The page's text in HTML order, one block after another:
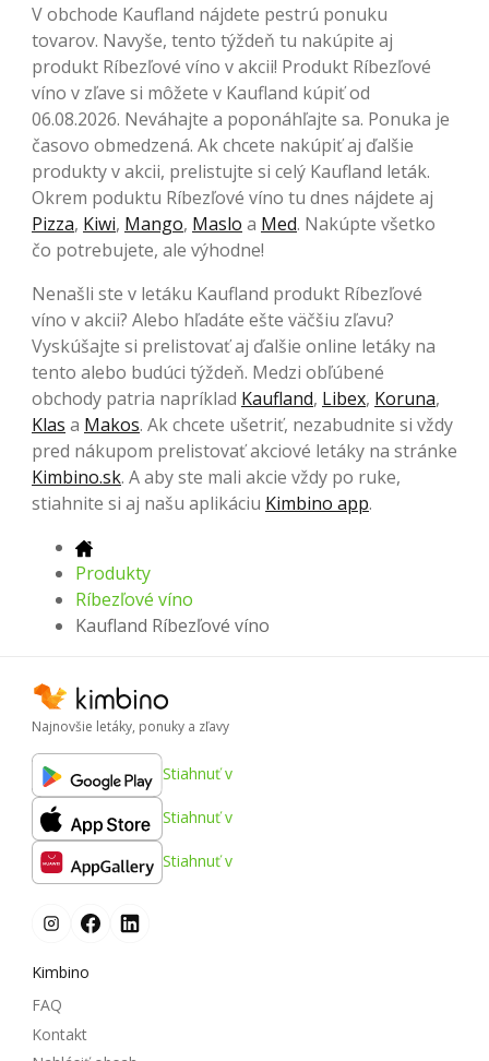
V obchode Kaufland nájdete pestrú ponuku
tovarov. Navyše, tento týždeň tu nakúpite aj
produkt Ríbezľové víno v akcii! Produkt Ríbezľové
víno v zľave si môžete v Kaufland kúpiť od
06.08.2026. Neváhajte a poponáhľajte sa. Ponuka je
časovo obmedzená. Ak chcete nakúpiť aj ďalšie
produkty v akcii, prelistujte si celý Kaufland leták.
Okrem poduktu Ríbezľové víno tu dnes nájdete aj
Pizza, Kiwi, Mango, Maslo a Med. Nakúpte všetko
čo potrebujete, ale výhodne!
Nenašli ste v letáku Kaufland produkt Ríbezľové
víno v akcii? Alebo hľadáte ešte väčšiu zľavu?
Vyskúšajte si prelistovať aj ďalšie online letáky na
tento alebo budúci týždeň. Medzi obľúbené
obchody patria napríklad Kaufland, Libex, Koruna,
Klas a Makos. Ak chcete ušetriť, nezabudnite si vždy
pred nákupom prelistovať akciové letáky na stránke
Kimbino.sk. A aby ste mali akcie vždy po ruke,
stiahnite si aj našu aplikáciu Kimbino app.
Produkty
Ríbezľové víno
Kaufland Ríbezľové víno
Najnovšie letáky, ponuky a zľavy
Stiahnuť v
Stiahnuť v
Stiahnuť v
Kimbino
FAQ
Kontakt